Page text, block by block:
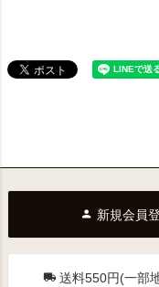
新規会員
送料550円(一部